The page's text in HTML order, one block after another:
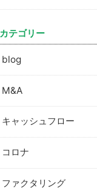
カテゴリー
blog
M&A
キャッシュフロー
コロナ
ファクタリング